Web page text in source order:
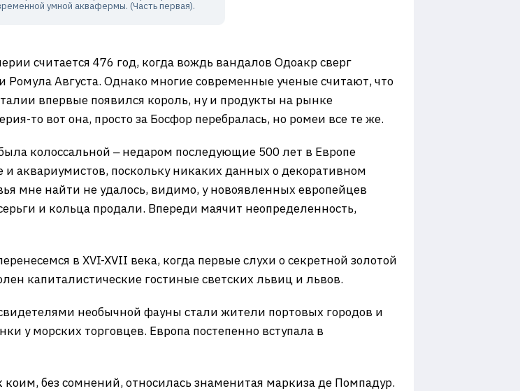
умной аквафермы. (Часть первая).
считается 476 год, когда вождь вандалов Одоакр сверг
Августа. Однако многие современные ученые считают, что
впервые появился король, ну и продукты на рынке
то вот она, просто за Босфор перебралась, но ромеи все те же.
колоссальной ‒ недаром последующие 500 лет в Европе
аквариумистов, поскольку никаких данных о декоративном
мне найти не удалось, видимо, у новоявленных европейцев
и кольца продали. Впереди маячит неопределенность,
в XVI-XVII века, когда первые слухи о секретной золотой
капиталистические гостиные светских львиц и львов.
необычной фауны стали жители портовых городов и
у морских торговцев. Европа постепенно вступала в
без сомнений, относилась знаменитая маркиза де Помпадур.